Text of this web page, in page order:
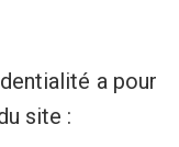
a pour
site :